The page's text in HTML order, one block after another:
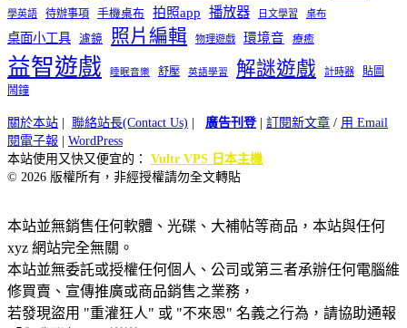
學英語 待辦事項 手機桌布 拍照app 播放器 日文學習 桌布
桌面小工具 濾鏡 照片編輯 物理遊戲 環境音 療癒
益智遊戲 睡眠音樂 舒壓 英語學習 解謎遊戲 計時器
貼圖
鬧鐘
關於本站 聯絡站長(Contact Us) 廣告刊登| 訂閱新文章 / 用 Email
閱電子報
WordPress
本站使用又快又便宜的： Vultr VPS 日本主機
© 2026 版權所有，非經授權請勿全文轉貼
本站並無銷售任何軟體、光碟、大補帖等商品，本站與任何
xyz 網站完全無關。
本站並無委託或授權任何個人、公司或第三者承辦任何電腦維
修買賣、宣傳推廣或商品銷售之業務，
若發現盜用 "重灌狂人" 或 "不來恩" 名義之行為，請協助通報